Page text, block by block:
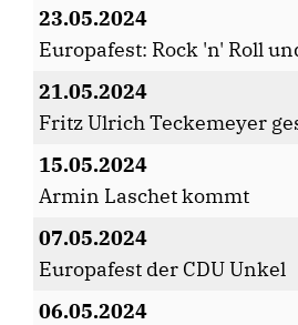
23.05.2024
Europafest: Rock 'n' Roll
21.05.2024
Fritz Ulrich Teckemeyer
15.05.2024
Armin Laschet kommt
07.05.2024
Europafest der CDU Unkel
06.05.2024